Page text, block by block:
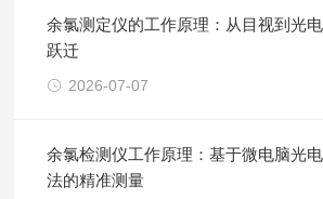
余氯测定仪的工作原理：从目视到光
跃迁
2026-07-07
余氯检测仪工作原理：基于微电脑光
法的精准测量